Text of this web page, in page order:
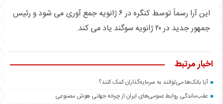
این آرا رسماً توسط کنگره در ۶ ژانویه جمع آوری می شود و رئیس
جمهور جدید در ۲۰ ژانویه سوگند یاد می کند.
اخبار مرتبط
آیا بانک‌ها می‌توانند به سرمایه‌گذاران کمک کنند؟
عقب‌ماندگی روابط عمومی‌های ایران از چرخه جهانی هوش مصنوعی